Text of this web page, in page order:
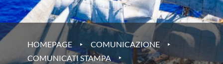
HOMEPAGE ‣ COMUNICAZIONE ‣
COMUNICATI STAMPA ‣